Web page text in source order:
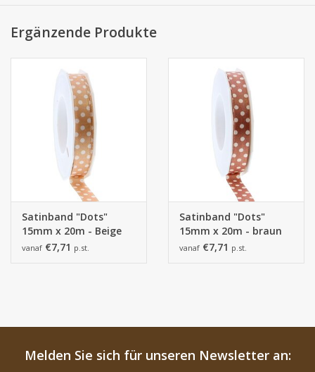
Ergänzende Produkte
Satinband "Dots"
15mm x 20m - Beige
vanaf €7,71 p.st.
Satinband "Dots"
15mm x 20m - braun
vanaf €7,71 p.st.
Melden Sie sich für unseren Newsletter an: